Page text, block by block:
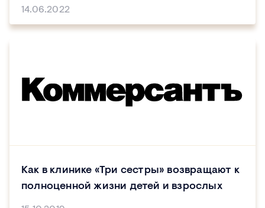
14.06.2022
Как в клинике «Три сестры» возвращают к
полноценной жизни детей и взрослых